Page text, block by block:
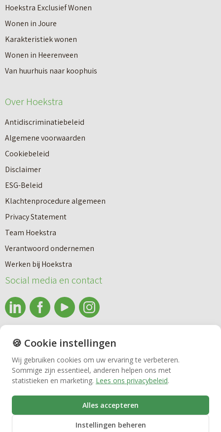
Nieuwbouw
Huren
Bedrijfsmakelaardij
Vastgoedbeheer
VvE beheer
Hoekstra Exclusief Wonen
Wonen in Joure
Karakteristiek wonen
Wonen in Heerenveen
Van huurhuis naar koophuis
Over Hoekstra
Antidiscriminatiebeleid
Algemene voorwaarden
Cookiebeleid
Disclaimer
ESG-Beleid
Klachtenprocedure algemeen
Privacy Statement
Team Hoekstra
Verantwoord ondernemen
Werken bij Hoekstra
Social media en contact
info@makelaardijhoekstra.nl
Alle contactgegevens
Bekijk de laatste nieuwsbrief van Makelaardij Hoekstra
Inschrijven nieuwsbrief Makelaardij Hoekstra
🍪 Cookie instellingen
Wij gebruiken cookies om uw ervaring te verbeteren.
Sommige zijn essentieel, anderen helpen ons met
statistieken en marketing. Lees ons privacybeleid.
Alles accepteren
Instellingen beheren